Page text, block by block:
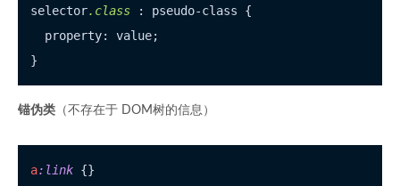
selector.class : pseudo-class {
  property: value;
锚伪类 （不存在于 DOM树的信息）
a:link {}